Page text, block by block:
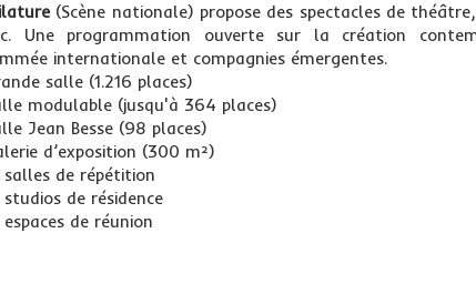
(Scène nationale) propose des spectacles de
Une programmation ouverte sur la création
internationale et compagnies émergentes.
salle (1.216 places)
modulable (jusqu'à 364 places)
Jean Besse (98 places)
d’exposition (300 m²)
salles de répétition
studios de résidence
espaces de réunion